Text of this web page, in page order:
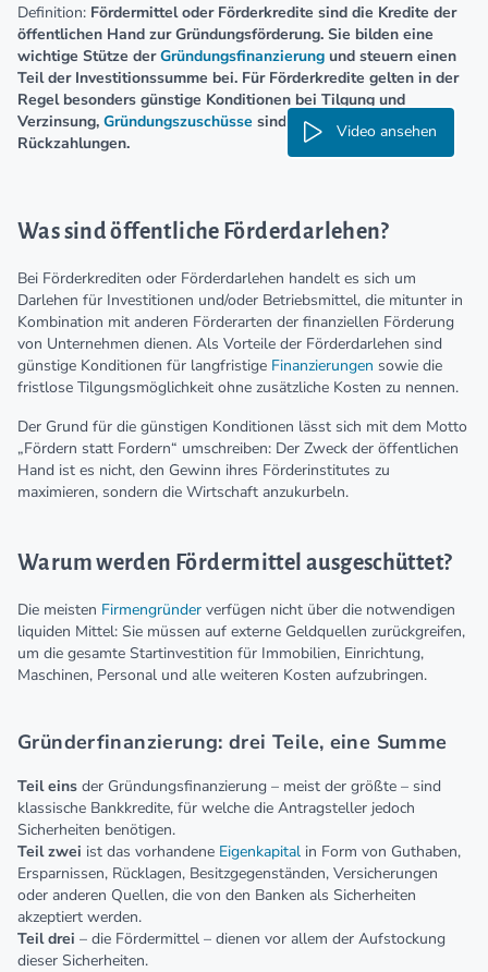
Definition: Fördermittel oder Förderkredite sind die Kredite der
öffentlichen Hand zur Gründungsförderung. Sie bilden eine
wichtige Stütze derGründungsfinanzierung und steuern einen
Teil der Investitionssumme bei. Für Förderkredite gelten in der
Regel besonders günstige Konditionen bei Tilgung und
Verzinsung, Gründungszuschüsse sind sogar frei von
Rückzahlungen.
Video ansehen
Was sind öffentliche Förderdarlehen?
Bei Förderkrediten oder Förderdarlehen handelt es sich um
Darlehen für Investitionen und/oder Betriebsmittel, die mitunter in
Kombination mit anderen Förderarten der finanziellen Förderung
von Unternehmen dienen. Als Vorteile der Förderdarlehen sind
günstige Konditionen für langfristige Finanzierungen sowie die
fristlose Tilgungsmöglichkeit ohne zusätzliche Kosten zu nennen.
Der Grund für die günstigen Konditionen lässt sich mit dem Motto
„Fördern statt Fordern“ umschreiben: Der Zweck der öffentlichen
Hand ist es nicht, den Gewinn ihres Förderinstitutes zu
maximieren, sondern die Wirtschaft anzukurbeln.
Warum werden Fördermittel ausgeschüttet?
Die meisten Firmengründer verfügen nicht über die notwendigen
liquiden Mittel: Sie müssen auf externe Geldquellen zurückgreifen,
um die gesamte Startinvestition für Immobilien, Einrichtung,
Maschinen, Personal und alle weiteren Kosten aufzubringen.
Gründerfinanzierung: drei Teile, eine Summe
Teil eins der Gründungsfinanzierung – meist der größte – sind
klassische Bankkredite, für welche die Antragsteller jedoch
Sicherheiten benötigen.
Teil zwei ist das vorhandene Eigenkapital in Form von Guthaben,
Ersparnissen, Rücklagen, Besitzgegenständen, Versicherungen
oder anderen Quellen, die von den Banken als Sicherheiten
akzeptiert werden.
Teil drei – die Fördermittel – dienen vor allem der Aufstockung
dieser Sicherheiten.